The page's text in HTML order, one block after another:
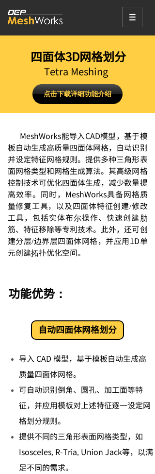
点击下载详细功能介绍
四面体3D网格划分
Tetra Meshing
MeshWorks能导入CAD模型，基于模
板自动生成高质量四面体网格，自动识别
并设定特征网格规则。提供多种三角形表
面网格类型和网格生成算法。其高级网格
控制技术可优化四面体生成，减少数量提
高效率。同时，MeshWorks具备网格质
量修复工具，以及四面体特征创建/修改
工具，包括实体布尔操作、快速创建肋
筋、特征移除等专利技术。此外，还可创
建分层/边界层四面体网格，并应用1D单
元创建拓扑优化空间。
功能优势：
自动四面体网格划分
导入 CAD 模型，基于模板自动生成高
质量四面体网格。
可自动识别倒角、圆孔、加工面等特
征，并应用模板对上述特征逐一设定网
格划分规则。
提供不同的三角形表面网格类型，如
Isosceles, R-Tria, Union Jack等，以满
足不同的需求。